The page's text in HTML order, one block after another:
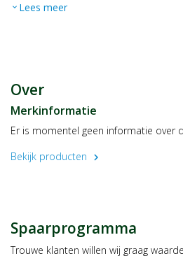
expand_more Lees meer
Over
Merkinformatie
Er is momentel geen informatie over
Bekijk producten
chevron_right
Spaarprogramma
Trouwe klanten willen wij graag